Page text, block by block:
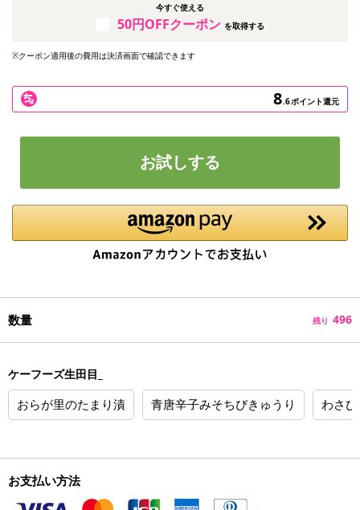
今すぐ使える
50円OFFクーポン を取得する
※クーポン適用後の費用は決済画面で確認できます
8.6ポイント還元
お試しする
数量 残り 496
ケーフーズ生田目_
おらが里のたまり漬 青唐辛子みそちびきゅうり わさ
お支払い方法